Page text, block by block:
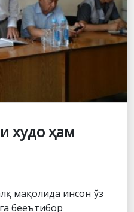
худо ҳам
мақолида инсон ўз
бееътибор